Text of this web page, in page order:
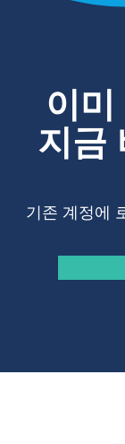
이
지금
기존 계정에